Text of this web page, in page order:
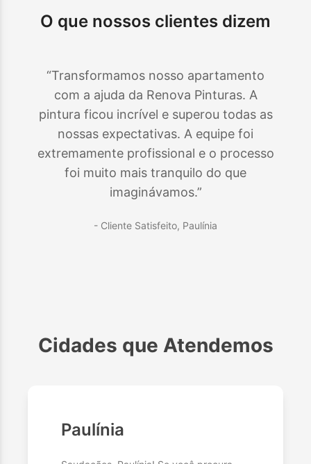
O que nossos clientes dizem
“Transformamos nosso apartamento
com a ajuda da Renova Pinturas. A
pintura ficou incrível e superou todas as
nossas expectativas. A equipe foi
extremamente profissional e o processo
foi muito mais tranquilo do que
imaginávamos.”
- Cliente Satisfeito, Paulínia
Cidades que Atendemos
Paulínia